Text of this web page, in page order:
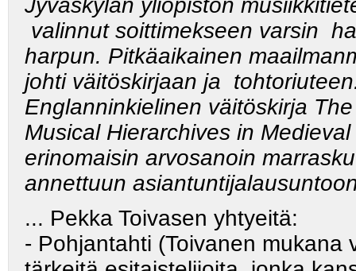
Jyväskylän yliopiston
valinnut soittimekseen varsin
harpun. Pitkäaikainen
johti väitöskirjaan ja
Englanninkielinen väitöskirja
Musical Hierarchives in
erinomaisin arvosanoin
annettuun
... Pekka Toivasen yhtyeitä:
- Pohjantahti (Toivanen